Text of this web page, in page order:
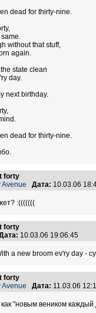
dead for thirty-nine.
without that stuff,
again.
state clean
day.
next birthday.
dead for thirty-nine.
forty
Avenue Дата: 10.03.06
:(((((((
forty
10.03.06 19:06:45
a new broom ev'ry day -
forty
Avenue Дата: 11.03.06
как "новым веником